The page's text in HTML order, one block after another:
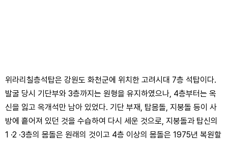
위라리칠층석탑은 강원도 화천군에 위치한 고려시대 7층 석탑이다.
발굴 당시 기단부와 3층까지는 원형을 유지하였으나, 4층부터는 옥
신을 잃고 옥개석만 남아 있었다. 기단 부재, 탑몸돌, 지붕돌 등이 사
방에 흩어져 있던 것을 수습하여 다시 세운 것으로, 지붕돌과 탑신의
1 ·2 ·3층의 몸돌은 원래의 것이고 4층 이상의 몸돌은 1975년 복원할